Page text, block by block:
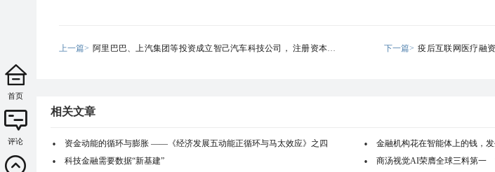
上一篇> 阿里巴巴、上汽集团等投资成立智己汽车科技公司， 注册资本100
下一篇> 疫后互联网医疗融
相关文章
资金动能的循环与膨胀 ——《经济发展五动能正循环与马太效应》之四
金融机构花在智能体上的钱，
科技金融需要数据“新基建”
商汤视觉AI荣膺全球三料第一
首页
评论